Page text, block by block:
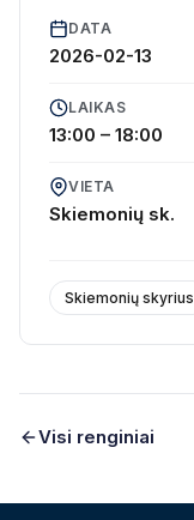
DATA
2026-02-13
LAIKAS
13:00 – 18:00
VIETA
Skiemonių sk.
Skiemonių skyrius
Visi renginiai